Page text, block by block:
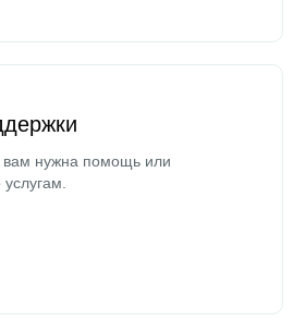
нужна помощь или